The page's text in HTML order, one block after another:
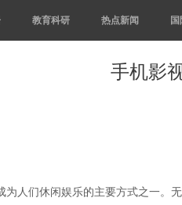
教育科研 热点新闻
手机影
为人们休闲娱乐的主要方式之一。